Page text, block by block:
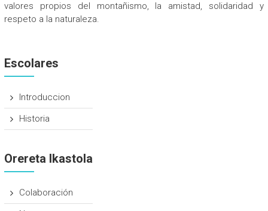
valores propios del montañismo, la amistad, solidaridad y
respeto a la naturaleza.
Escolares
Introduccion
Historia
Orereta Ikastola
Colaboración